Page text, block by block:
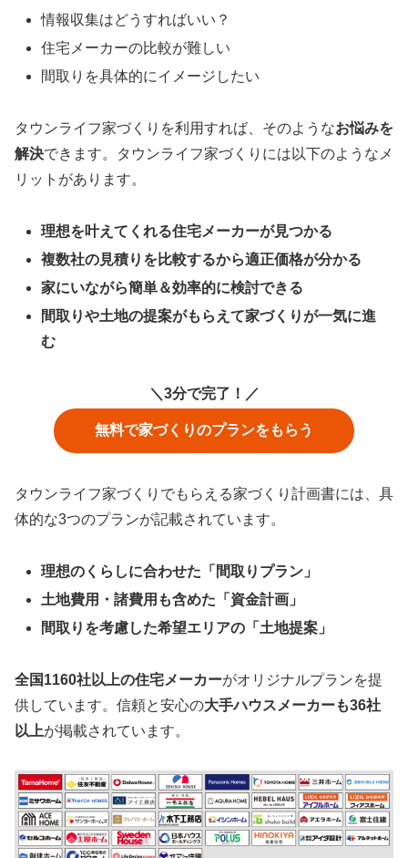
情報収集はどうすればいい？
住宅メーカーの比較が難しい
間取りを具体的にイメージしたい
タウンライフ家づくりを利用すれば、そのようなお悩みを
解決できます。タウンライフ家づくりには以下のようなメ
リットがあります。
理想を叶えてくれる住宅メーカーが見つかる
複数社の見積りを比較するから適正価格が分かる
家にいながら簡単＆効率的に検討できる
間取りや土地の提案がもらえて家づくりが一気に進
む
＼3分で完了！／
無料で家づくりのプランをもらう
タウンライフ家づくりでもらえる家づくり計画書には、具
体的な3つのプランが記載されています。
理想のくらしに合わせた「間取りプラン」
土地費用・諸費用も含めた「資金計画」
間取りを考慮した希望エリアの「土地提案」
全国1160社以上の住宅メーカーがオリジナルプランを提
供しています。信頼と安心の大手ハウスメーカーも36社
以上が掲載されています。